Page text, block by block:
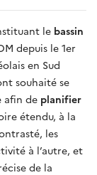
le bassin
depuis le 1er
en Sud
souhaité se
afin de planifier
étendu, à la
les
à l’autre, et
de la